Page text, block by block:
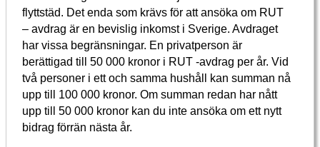
flyttstäd. Det enda som krävs för att ansöka om RUT
– avdrag är en bevislig inkomst i Sverige. Avdraget
har vissa begränsningar. En privatperson är
berättigad till 50 000 kronor i RUT -avdrag per år. Vid
två personer i ett och samma hushåll kan summan nå
upp till 100 000 kronor. Om summan redan har nått
upp till 50 000 kronor kan du inte ansöka om ett nytt
bidrag förrän nästa år.